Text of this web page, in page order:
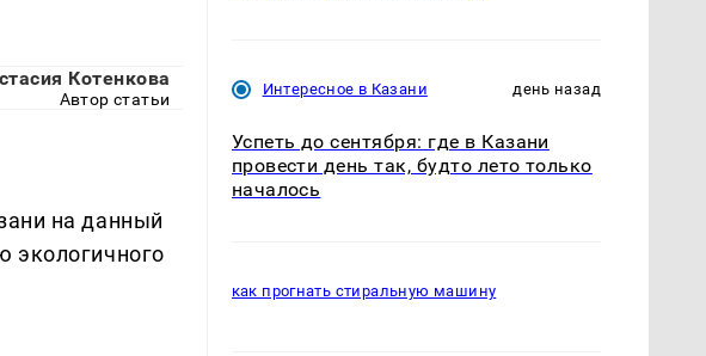
Котенкова
Автор статьи
на данный
экологичного
Интересное в Казани день назад
Успеть до сентября: где в Казани
провести день так, будто лето только
началось
как прогнать стиральную машину